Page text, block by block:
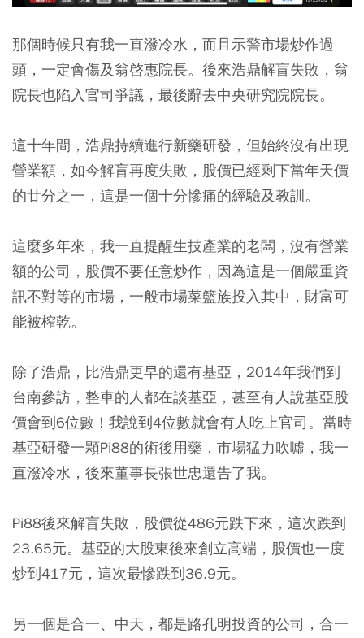
那個時候只有我一直潑冷水，而且示警市場炒作過
頭，一定會傷及翁啓惠院長。後來浩鼎解盲失敗，翁
院長也陷入官司爭議，最後辭去中央研究院院長。
這十年間，浩鼎持續進行新藥研發，但始終沒有出現
營業額，如今解盲再度失敗，股價已經剩下當年天價
的廿分之一，這是一個十分慘痛的經驗及教訓。
這麼多年來，我一直提醒生技產業的老闆，沒有營業
額的公司，股價不要任意炒作，因為這是一個嚴重資
訊不對等的市場，一般巿場菜籃族投入其中，財富可
能被榨乾。
除了浩鼎，比浩鼎更早的還有基亞，2014年我們到
台南參訪，整車的人都在談基亞，甚至有人說基亞股
價會到6位數！我說到4位數就會有人吃上官司。當時
基亞研發一顆Pi88的術後用藥，市場猛力吹噓，我一
直潑冷水，後來董事長張世忠還告了我。
Pi88後來解盲失敗，股價從486元跌下來，這次跌到
23.65元。基亞的大股東後來創立高端，股價也一度
炒到417元，這次最慘跌到36.9元。
另一個是合一、中天，都是路孔明投資的公司，合一